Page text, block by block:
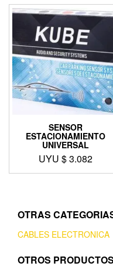
SENSOR
ESTACIONAMIENTO
UNIVERSAL
UYU $3.082
OTRAS
CABLES ELECTRONICA
OTROS PRODUCTOS